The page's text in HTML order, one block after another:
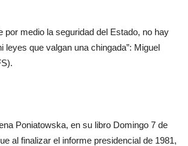
por medio la seguridad del Estado, no hay
leyes que valgan una chingada”: Miguel
Poniatowska, en su libro Domingo 7 de
al finalizar el informe presidencial de 1981,